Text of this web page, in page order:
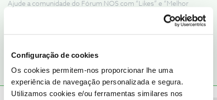
Configuração de cookies
Os cookies permitem-nos proporcionar lhe uma
experiência de navegação personalizada e segura.
Utilizamos cookies e/ou ferramentas similares nos
Ajude a comunidade do Fórum NOS com “Likes” e “Melhor
Resposta” nas soluções mais úteis. Siga o perfil para acompanhar